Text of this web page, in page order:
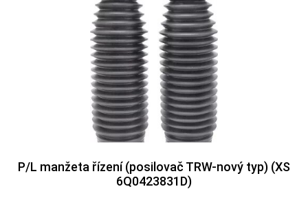
P/L manžeta řízení (posilovač TRW-nový typ) (XS
6Q0423831D)